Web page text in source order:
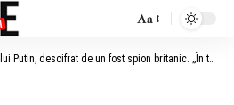
Aa
un fost spion britanic. „În timp ce noi ne uităm spre cer, Kremlinul sapă tranșee în altă parte”